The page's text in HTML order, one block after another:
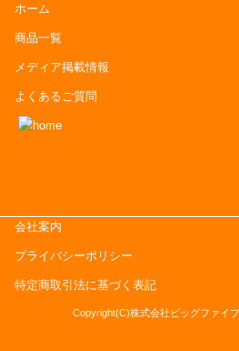
ホーム
商品一覧
メディア掲載情報
よくあるご質問
会社案内
プライバシーポリシー
特定商取引法に基づく表記
Copyright(C)株式会社ビッグファイ